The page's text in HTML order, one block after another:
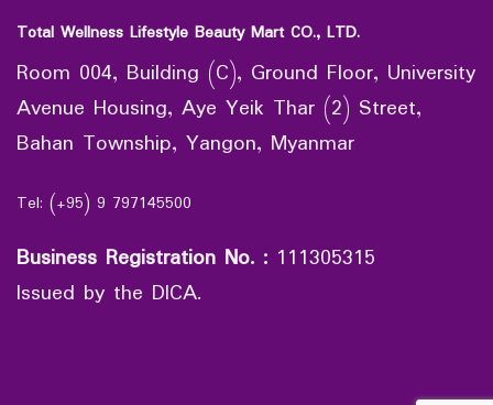
Total Wellness Lifestyle Beauty Mart CO., LTD.
Room 004, Building (C), Ground Floor, University
Avenue Housing, Aye Yeik Thar (2) Street,
Bahan Township, Yangon, Myanmar
Tel: (+95) 9 797145500
Business Registration No. : 111305315
Issued by the DICA.